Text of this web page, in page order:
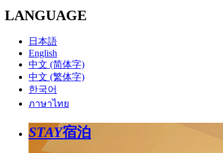
LANGUAGE
日本語
English
中文 (简体字)
中文 (繁体字)
한국어
ภาษาไทย
STAY宿泊